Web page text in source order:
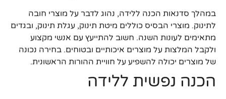
במהלך סדנאות הכנה ללידה, נהוג לדבר על מוצרי חובה
לתינוק. מוצרי הבסיס כוללים מיטת תינוק, עגלת תינוק, ובגדים
מתאימים לעונות השנה. חשוב להתייעץ עם אנשי מקצוע
ולקבל המלצות על מוצרים איכותיים ובטוחים. בחירה נכונה
של מוצרים יכולה להשפיע על חוויית ההורות הראשונית.
הכנה נפשית ללידה